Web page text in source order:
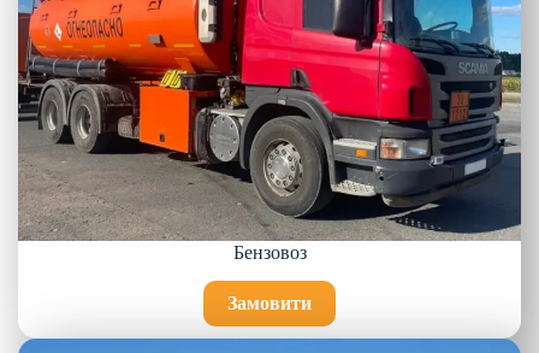
Бензовоз
Замовити